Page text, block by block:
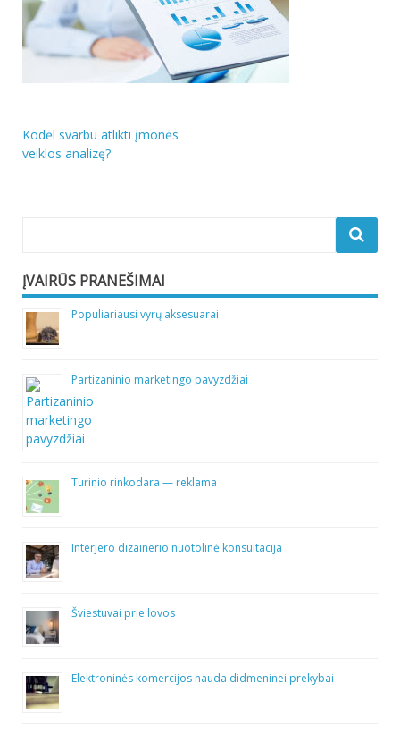
Navigacija
tarp
Kodėl svarbu atlikti įmonės
veiklos analizę?
ĮVAIRŪS PRANEŠIMAI
Populiariausi vyrų aksesuarai
Partizaninio marketingo pavyzdžiai
Turinio rinkodara — reklama
Interjero dizainerio nuotolinė konsultacija
Šviestuvai prie lovos
Elektroninės komercijos nauda didmeninei prekybai